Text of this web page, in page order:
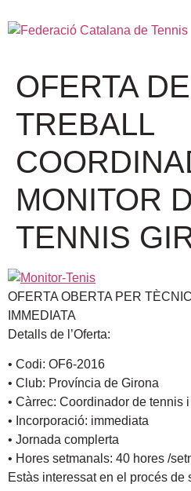
OFERTA DE
TREBALL
MONITOR
TENNIS
OFERTA OBERTA PER
IMMEDIATA
Detalls de l’Oferta:
• Codi: OF6-2016
• Club: Província de Girona
• Càrrec: Coordinador de tennis
• Incorporació: immediata
• Jornada complerta
• Hores setmanals: 40 hores /
Estàs interessat en el procés de